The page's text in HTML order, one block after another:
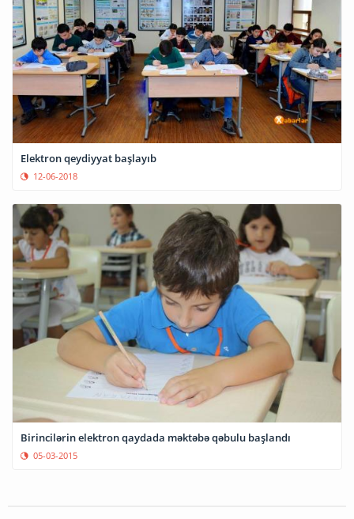
Elektron qeydiyyat başlayıb
12-06-2018
Birincilərin elektron qaydada məktəbə qəbulu başlandı
05-03-2015